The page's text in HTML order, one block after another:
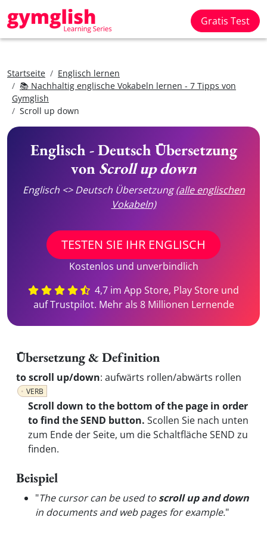
Gratis Test
Startseite
Englisch lernen
📚 Nachhaltig englische Vokabeln lernen - 7 Tipps von
Gymglish
Scroll up down
Englisch - Deutsch Übersetzung
von Scroll up down
Englisch <> Deutsch Übersetzung(alle englischen
Vokabeln)
TESTEN SIE IHR ENGLISCH
Kostenlos und unverbindlich
4,7 im App Store, Play Store und
auf Trustpilot. Mehr als 8 Millionen Lernende
Übersetzung & Definition
to scroll up/down: aufwärts rollen/abwärts rollen
VERB
Scroll down to the bottom of the page in order
to find the SEND button. Scollen Sie nach unten
zum Ende der Seite, um die Schaltfläche SEND zu
finden.
Beispiel
"The cursor can be used to scroll up and down
in documents and web pages for example."